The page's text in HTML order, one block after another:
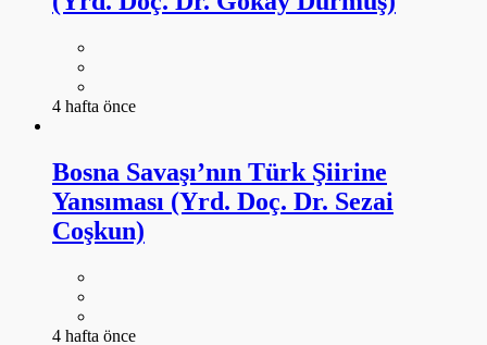
4 hafta önce
Bosna Savaşı’nın Türk Şiirine
Yansıması (Yrd. Doç. Dr. Sezai
Coşkun)
4 hafta önce